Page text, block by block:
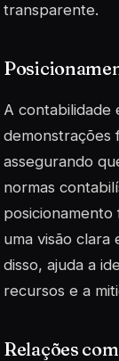
transparente.
A contabilidade
demonstrações
assegurando
normas
posicionamento
uma visão clara
disso, ajuda a
recursos e a
Relações